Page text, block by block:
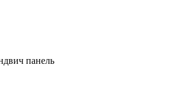
панель